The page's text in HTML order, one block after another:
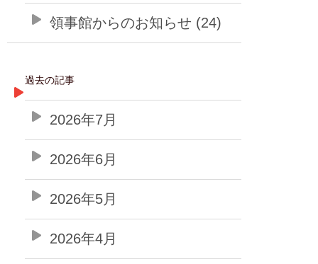
領事館からのお知らせ (24)
過去の記事
2026年7月
2026年6月
2026年5月
2026年4月